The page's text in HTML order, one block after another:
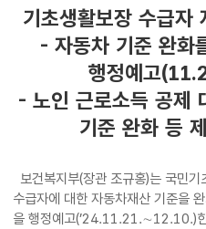
기초생활보장 수급자
- 자동차 기준 완화
행정예고
- 노인 근로소득 공제
기준 완화 등
보건복지부(장관 조규홍)는 국민기
수급자에 대한 자동차재산 기준을
을 행정예고(’24.11.21.∼12.10.)